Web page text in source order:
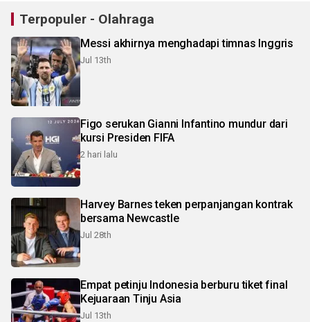
Terpopuler - Olahraga
Messi akhirnya menghadapi timnas Inggris
Jul 13th
Figo serukan Gianni Infantino mundur dari
kursi Presiden FIFA
2 hari lalu
Harvey Barnes teken perpanjangan kontrak
bersama Newcastle
Jul 28th
Empat petinju Indonesia berburu tiket final
Kejuaraan Tinju Asia
Jul 13th